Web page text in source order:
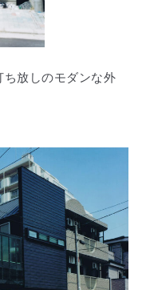
放しのモダンな外